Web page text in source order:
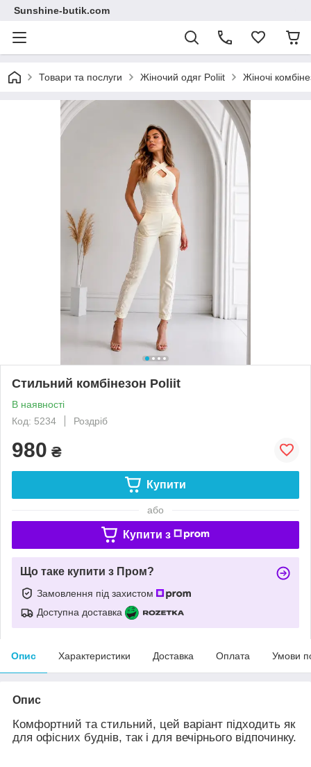
Sunshine-butik.com
Товари та послуги Жіночий одяг Poliit Жіночі
Стильний комбінезон Poliit
В наявності
Код: 5234
Роздріб
980 ₴
Купити
або
Купити з
Що таке купити з Пром?
Замовлення під захистом
Доступна доставка
Опис Характеристики Доставка Оплата Умови
Опис
Комфортний та стильний, цей варіант підходить як
для офісних буднів, так і для вечірнього відпочинку.